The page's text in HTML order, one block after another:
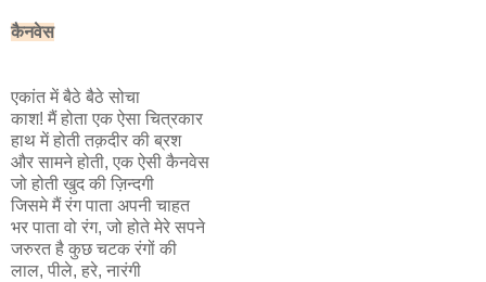
कैनवेस
एकांत में बैठे बैठे सोचा
काश! मैं होता एक ऐसा चित्रकार
हाथ में होती तक़दीर की ब्रश
और सामने होती, एक ऐसी कैनवेस
जो होती खुद की ज़िन्दगी
जिसमे मैं रंग पाता अपनी चाहत
भर पाता वो रंग, जो होते मेरे सपने
जरुरत है कुछ चटक रंगों की
लाल, पीले, हरे, नारंगी